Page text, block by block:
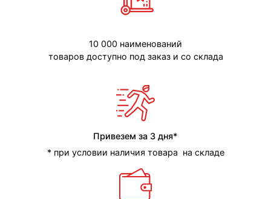
10 000 наименований
товаров доступно под заказ и со склада
Привезем за 3 дня*
* при условии наличия товара на складе